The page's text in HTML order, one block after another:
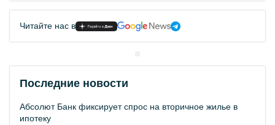
Читайте нас в
Последние новости
Абсолют Банк фиксирует спрос на вторичное жилье в
ипотеку